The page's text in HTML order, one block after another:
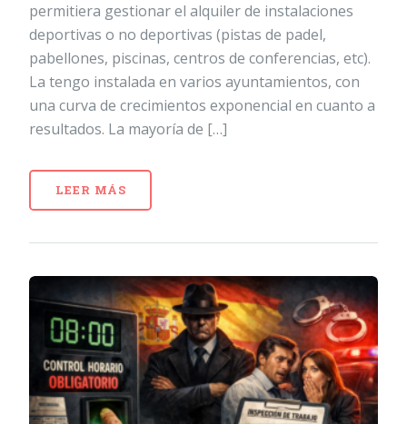
permitiera gestionar el alquiler de instalaciones
deportivas o no deportivas (pistas de padel,
pabellones, piscinas, centros de conferencias, etc).
La tengo instalada en varios ayuntamientos, con
una curva de crecimientos exponencial en cuanto a
resultados. La mayoría de […]
LEER MÁS